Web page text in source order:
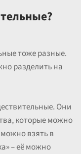
тоже разные.
разделить на
Они
которые можно
взять в
– её можно